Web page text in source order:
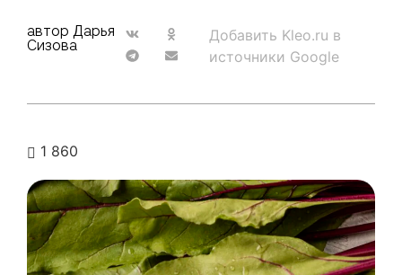
автор Дарья
Сизова
Добавить Kleo.ru в
источники Google
1 860